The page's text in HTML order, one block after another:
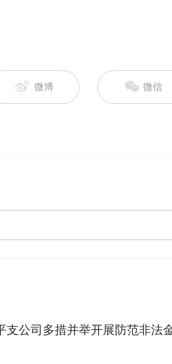
微博 微信
支公司多措并举开展防范非法